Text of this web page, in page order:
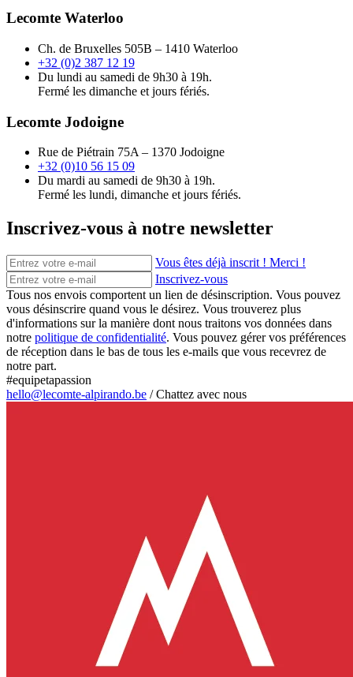
Lecomte Waterloo
Ch. de Bruxelles 505B – 1410 Waterloo
+32 (0)2 387 12 19
Du lundi au samedi de 9h30 à 19h.
Fermé les dimanche et jours fériés.
Lecomte Jodoigne
Rue de Piétrain 75A – 1370 Jodoigne
+32 (0)10 56 15 09
Du mardi au samedi de 9h30 à 19h.
Fermé les lundi, dimanche et jours fériés.
Inscrivez-vous à notre newsletter
Vous êtes déjà inscrit ! Merci !
Inscrivez-vous
Tous nos envois comportent un lien de désinscription. Vous pouvez
vous désinscrire quand vous le désirez. Vous trouverez plus
d'informations sur la manière dont nous traitons vos données dans
notre politique de confidentialité. Vous pouvez gérer vos préférences
de réception dans le bas de tous les e-mails que vous recevrez de
notre part.
#equipetapassion
hello@lecomte-alpirando.be /Chattez avec nous